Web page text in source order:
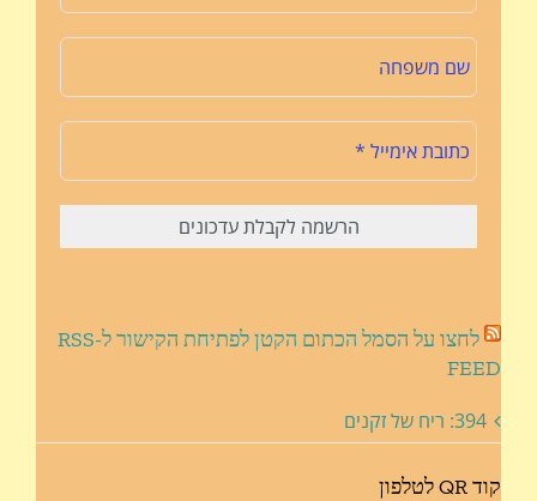
לחצו על הסמל הכתום הקטן לפתיחת הקישור ל-RSS
FEED
394: ריח של זקנים
קוד QR לטלפון